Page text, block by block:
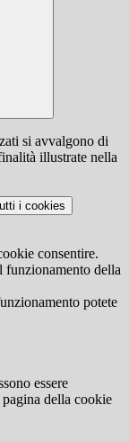
si avvalgono di
illustrate nella
i cookies
consentire.
funzionamento della
potete
essere
della cookie